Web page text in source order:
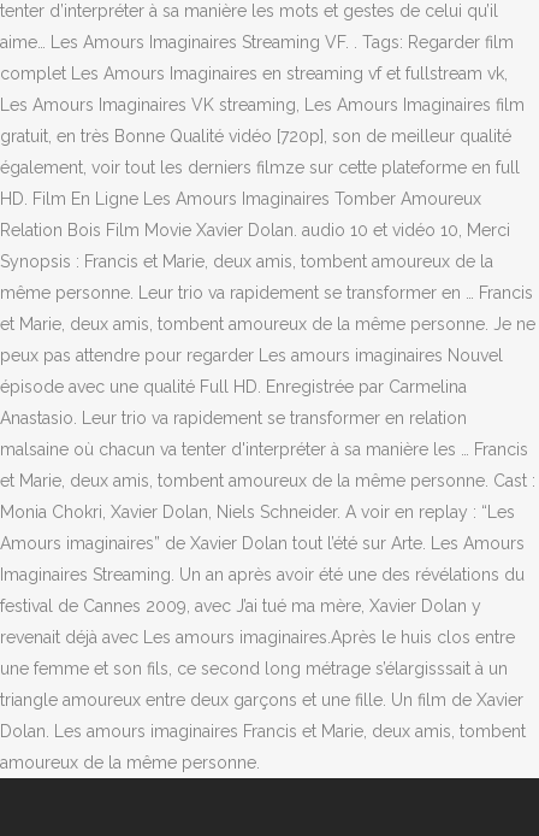
tenter d’interpréter à sa manière les mots et gestes de celui qu’il
aime… Les Amours Imaginaires Streaming VF. . Tags: Regarder film
complet Les Amours Imaginaires en streaming vf et fullstream vk,
Les Amours Imaginaires VK streaming, Les Amours Imaginaires film
gratuit, en très Bonne Qualité vidéo [720p], son de meilleur qualité
également, voir tout les derniers filmze sur cette plateforme en full
HD. Film En Ligne Les Amours Imaginaires Tomber Amoureux
Relation Bois Film Movie Xavier Dolan. audio 10 et vidéo 10, Merci
Synopsis : Francis et Marie, deux amis, tombent amoureux de la
même personne. Leur trio va rapidement se transformer en … Francis
et Marie, deux amis, tombent amoureux de la même personne. Je ne
peux pas attendre pour regarder Les amours imaginaires Nouvel
épisode avec une qualité Full HD. Enregistrée par Carmelina
Anastasio. Leur trio va rapidement se transformer en relation
malsaine où chacun va tenter d'interpréter à sa manière les … Francis
et Marie, deux amis, tombent amoureux de la même personne. Cast :
Monia Chokri, Xavier Dolan, Niels Schneider. A voir en replay : “Les
Amours imaginaires” de Xavier Dolan tout l’été sur Arte. Les Amours
Imaginaires Streaming. Un an après avoir été une des révélations du
festival de Cannes 2009, avec J’ai tué ma mère, Xavier Dolan y
revenait déjà avec Les amours imaginaires.Après le huis clos entre
une femme et son fils, ce second long métrage s’élargisssait à un
triangle amoureux entre deux garçons et une fille. Un film de Xavier
Dolan. Les amours imaginaires Francis et Marie, deux amis, tombent
amoureux de la même personne.